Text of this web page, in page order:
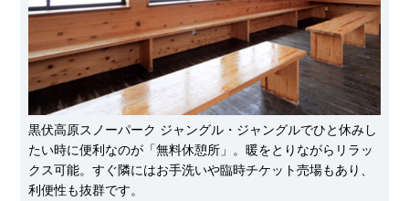
黒伏高原スノーパーク ジャングル・ジャングルでひと休みし
たい時に便利なのが「無料休憩所」。暖をとりながらリラッ
クス可能。すぐ隣にはお手洗いや臨時チケット売場もあり、
利便性も抜群です。